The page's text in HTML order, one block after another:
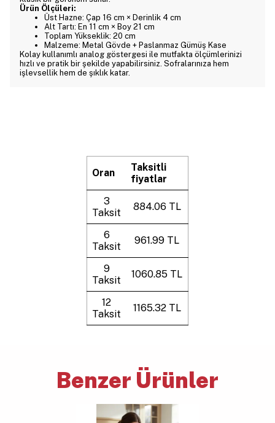
Ürün Ölçüleri:
Üst Hazne: Çap 16 cm × Derinlik 4 cm
Alt Tartı: En 11 cm × Boy 21 cm
Toplam Yükseklik: 20 cm
Malzeme: Metal Gövde + Paslanmaz Gümüş Kase
Kolay kullanımlı analog göstergesi ile mutfakta ölçümlerinizi
hızlı ve pratik bir şekilde yapabilirsiniz. Sofralarınıza hem
işlevsellik hem de şıklık katar.
Oran
Taksitli
fiyatlar
3
Taksit
884.06 TL
6
Taksit
961.99 TL
9
Taksit
1060.85 TL
12
Taksit
1165.32 TL
Benzer Ürünler